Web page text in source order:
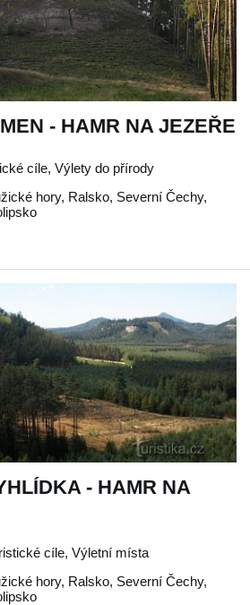
- HAMR NA JEZEŘE
cíle, Výlety do přírody
hory, Ralsko, Severní Čechy,
- HAMR NA
cíle, Výletní místa
hory, Ralsko, Severní Čechy,